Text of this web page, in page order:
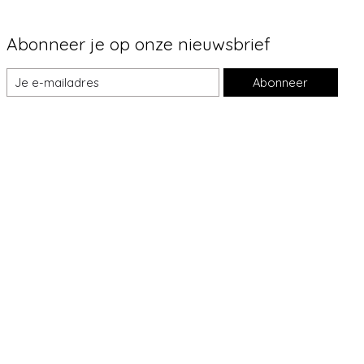
Abonneer je op onze nieuwsbrief
Abonneer